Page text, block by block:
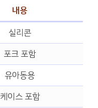
내용
실리콘
포크 포함
유아동용
케이스 포함